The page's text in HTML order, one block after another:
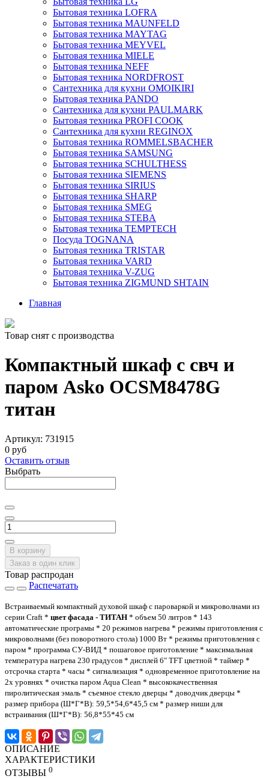
Бытовая техника LOFRA
Бытовая техника MAUNFELD
Бытовая техника MAYTAG
Бытовая техника MEYVEL
Бытовая техника MIELE
Бытовая техника NEFF
Бытовая техника NORDFROST
Сантехника для кухни OMOIKIRI
Бытовая техника PANDO
Сантехника для кухни PAULMARK
Бытовая техника PROFI COOK
Сантехника для кухни REGINOX
Бытовая техника ROMMELSBACHER
Бытовая техника SAMSUNG
Бытовая техника SCHULTHESS
Бытовая техника SIEMENS
Бытовая техника SIRIUS
Бытовая техника SHARP
Бытовая техника SMEG
Бытовая техника STEBA
Бытовая техника TEMPTECH
Посуда TOGNANA
Бытовая техника TRISTAR
Бытовая техника VARD
Бытовая техника V-ZUG
Бытовая техника ZIGMUND SHTAIN
Главная
Товар снят с производства
Компактный шкаф с свч и
паром Asko OCSM8478G
титан
Артикул: 731915
0 руб
Оставить отзыв
Выбрать
В корзину
Заказ в один клик
Товар распродан
Распечатать
Встраиваемый компактный духовой шкаф с пароваркой и микроволнами из
серии Craft * цвет фасада - ТИТАН * объем 50 литров * 143
автоматические програмы * 20 режимов нагрева * режимы приготовления с
микроволнами (без поворотного стола) 1000 Вт * режимы приготовления с
паром * программа СУ-ВИД * пошаговое приготовление * максимальная
температура нагрева 230 градусов * дисплей 6" TFT цветной * таймер *
отсрочка старта * часы * сигнализация * одновременное приготовление на
2х уровнях * очистка паром Aqua Clean * высококачественная
пиролитическая эмаль * съемное стекло дверцы * доводчик дверцы *
размер прибора (Ш*Г*В): 59,5*54,6*45,5 см * размер ниши для
встраивания (Ш*Г*В): 56,8*55*45 см
ОПИСАНИЕ
ХАРАКТЕРИСТИКИ
ОТЗЫВЫ 0